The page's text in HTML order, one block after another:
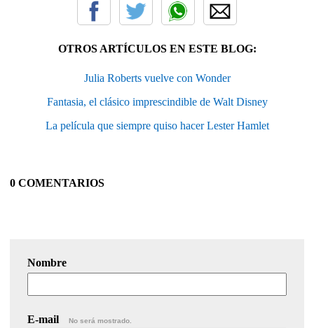
OTROS ARTÍCULOS EN ESTE BLOG:
Julia Roberts vuelve con Wonder
Fantasia, el clásico imprescindible de Walt Disney
La película que siempre quiso hacer Lester Hamlet
0 COMENTARIOS
Nombre
E-mail No será mostrado.